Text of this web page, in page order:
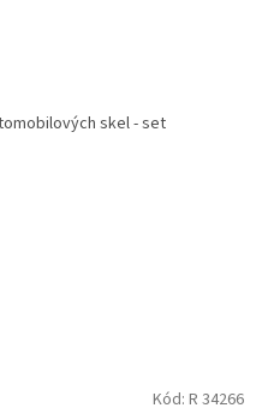
skel - set
Kód: R 34266